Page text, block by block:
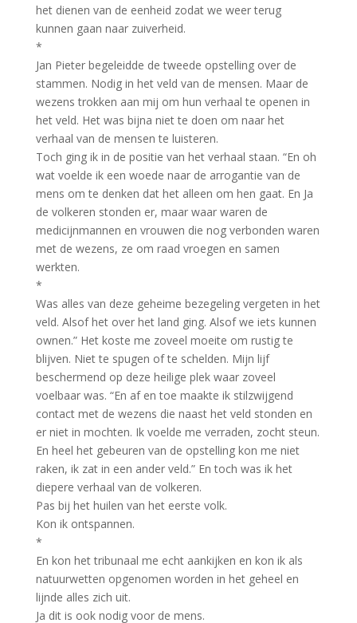
het dienen van de eenheid zodat we weer terug
kunnen gaan naar zuiverheid.
*
Jan Pieter begeleidde de tweede opstelling over de
stammen. Nodig in het veld van de mensen. Maar de
wezens trokken aan mij om hun verhaal te openen in
het veld. Het was bijna niet te doen om naar het
verhaal van de mensen te luisteren.
Toch ging ik in de positie van het verhaal staan. “En oh
wat voelde ik een woede naar de arrogantie van de
mens om te denken dat het alleen om hen gaat. En Ja
de volkeren stonden er, maar waar waren de
medicijnmannen en vrouwen die nog verbonden waren
met de wezens, ze om raad vroegen en samen
werkten.
*
Was alles van deze geheime bezegeling vergeten in het
veld. Alsof het over het land ging. Alsof we iets kunnen
ownen.” Het koste me zoveel moeite om rustig te
blijven. Niet te spugen of te schelden. Mijn lijf
beschermend op deze heilige plek waar zoveel
voelbaar was. “En af en toe maakte ik stilzwijgend
contact met de wezens die naast het veld stonden en
er niet in mochten. Ik voelde me verraden, zocht steun.
En heel het gebeuren van de opstelling kon me niet
raken, ik zat in een ander veld.” En toch was ik het
diepere verhaal van de volkeren.
Pas bij het huilen van het eerste volk.
Kon ik ontspannen.
*
En kon het tribunaal me echt aankijken en kon ik als
natuurwetten opgenomen worden in het geheel en
lijnde alles zich uit.
Ja dit is ook nodig voor de mens.